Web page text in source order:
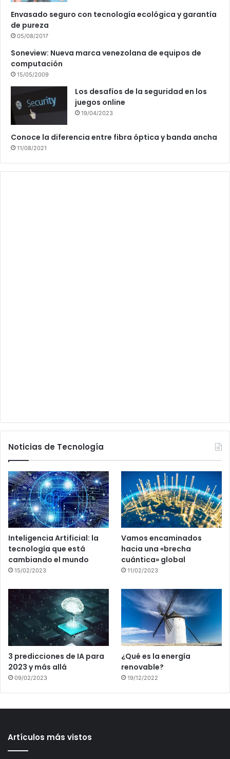
Envasado seguro con tecnología ecológica y garantía
de pureza
05/08/2017
Soneview: Nueva marca venezolana de equipos de
computación
15/05/2009
Los desafíos de la seguridad en los
juegos online
19/04/2023
Conoce la diferencia entre fibra óptica y banda ancha
11/08/2021
Noticias de Tecnología
Inteligencia Artificial: la
tecnología que está
cambiando el mundo
15/02/2023
Vamos encaminados
hacia una «brecha
cuántica» global
11/02/2023
3 predicciones de IA para
2023 y más allá
09/02/2023
¿Qué es la energía
renovable?
19/12/2022
Artículos más vistos